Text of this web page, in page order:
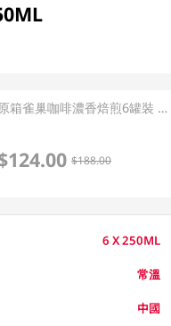
原箱雀巢咖啡濃香焙煎6罐裝 24 X 250 ML
$188.00
6 X 250ML
常溫
中國